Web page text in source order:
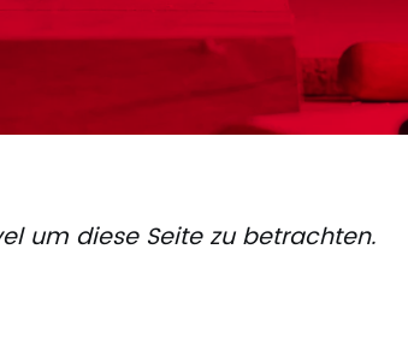
um diese Seite zu betrachten.